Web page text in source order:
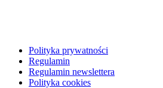
Polityka prywatności
Regulamin
Regulamin newslettera
Polityka cookies